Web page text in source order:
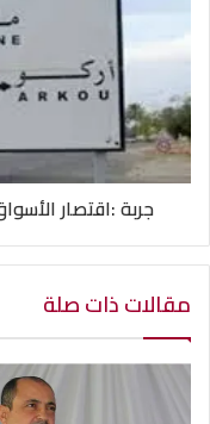
جربة :اقتصار
مقالات ذات صلة